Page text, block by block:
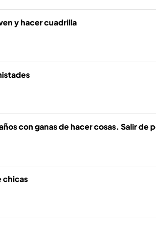
y hacer cuadrilla
con ganas de hacer cosas. Salir de
chicas